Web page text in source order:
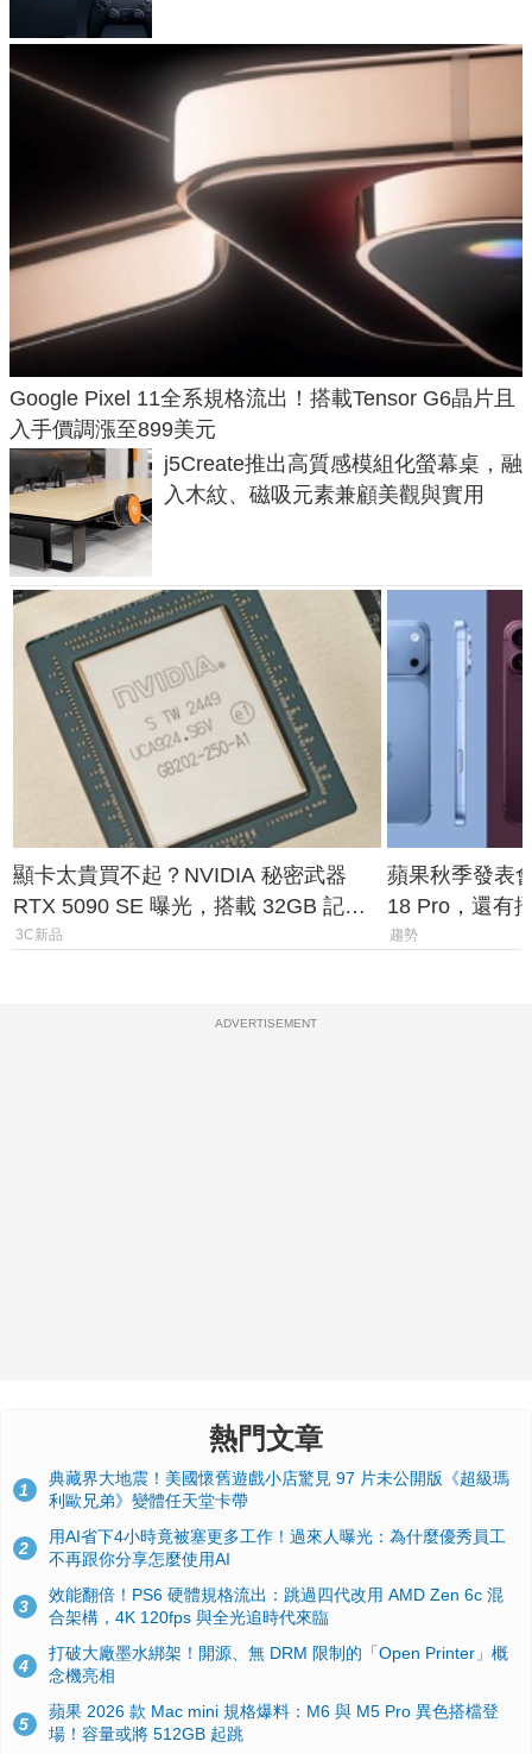
Google Pixel 11全系規格流出！搭載Tensor G6晶片且
入手價調漲至899美元
j5Create推出高質感模組化螢幕桌，融
入木紋、磁吸元素兼顧美觀與實用
顯卡太貴買不起？NVIDIA 秘密武器
RTX 5090 SE 曝光，搭載 32GB 記憶
體
3C新品
蘋果秋季發表
18 Pro，還有
測一次看
趨勢
ADVERTISEMENT
熱門文章
1
典藏界大地震！美國懷舊遊戲小店驚見 97 片未公開版《超級瑪
利歐兄弟》變體任天堂卡帶
2
用AI省下4小時竟被塞更多工作！過來人曝光：為什麼優秀員工
不再跟你分享怎麼使用AI
3
效能翻倍！PS6 硬體規格流出：跳過四代改用 AMD Zen 6c 混
合架構，4K 120fps 與全光追時代來臨
4
打破大廠墨水綁架！開源、無 DRM 限制的「Open Printer」概
念機亮相
5
蘋果 2026 款 Mac mini 規格爆料：M6 與 M5 Pro 異色搭檔登
場！容量或將 512GB 起跳